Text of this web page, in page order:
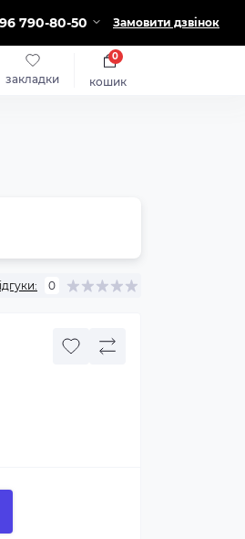
790-80-50 Замовити дзвінок
закладки кошик
0
0